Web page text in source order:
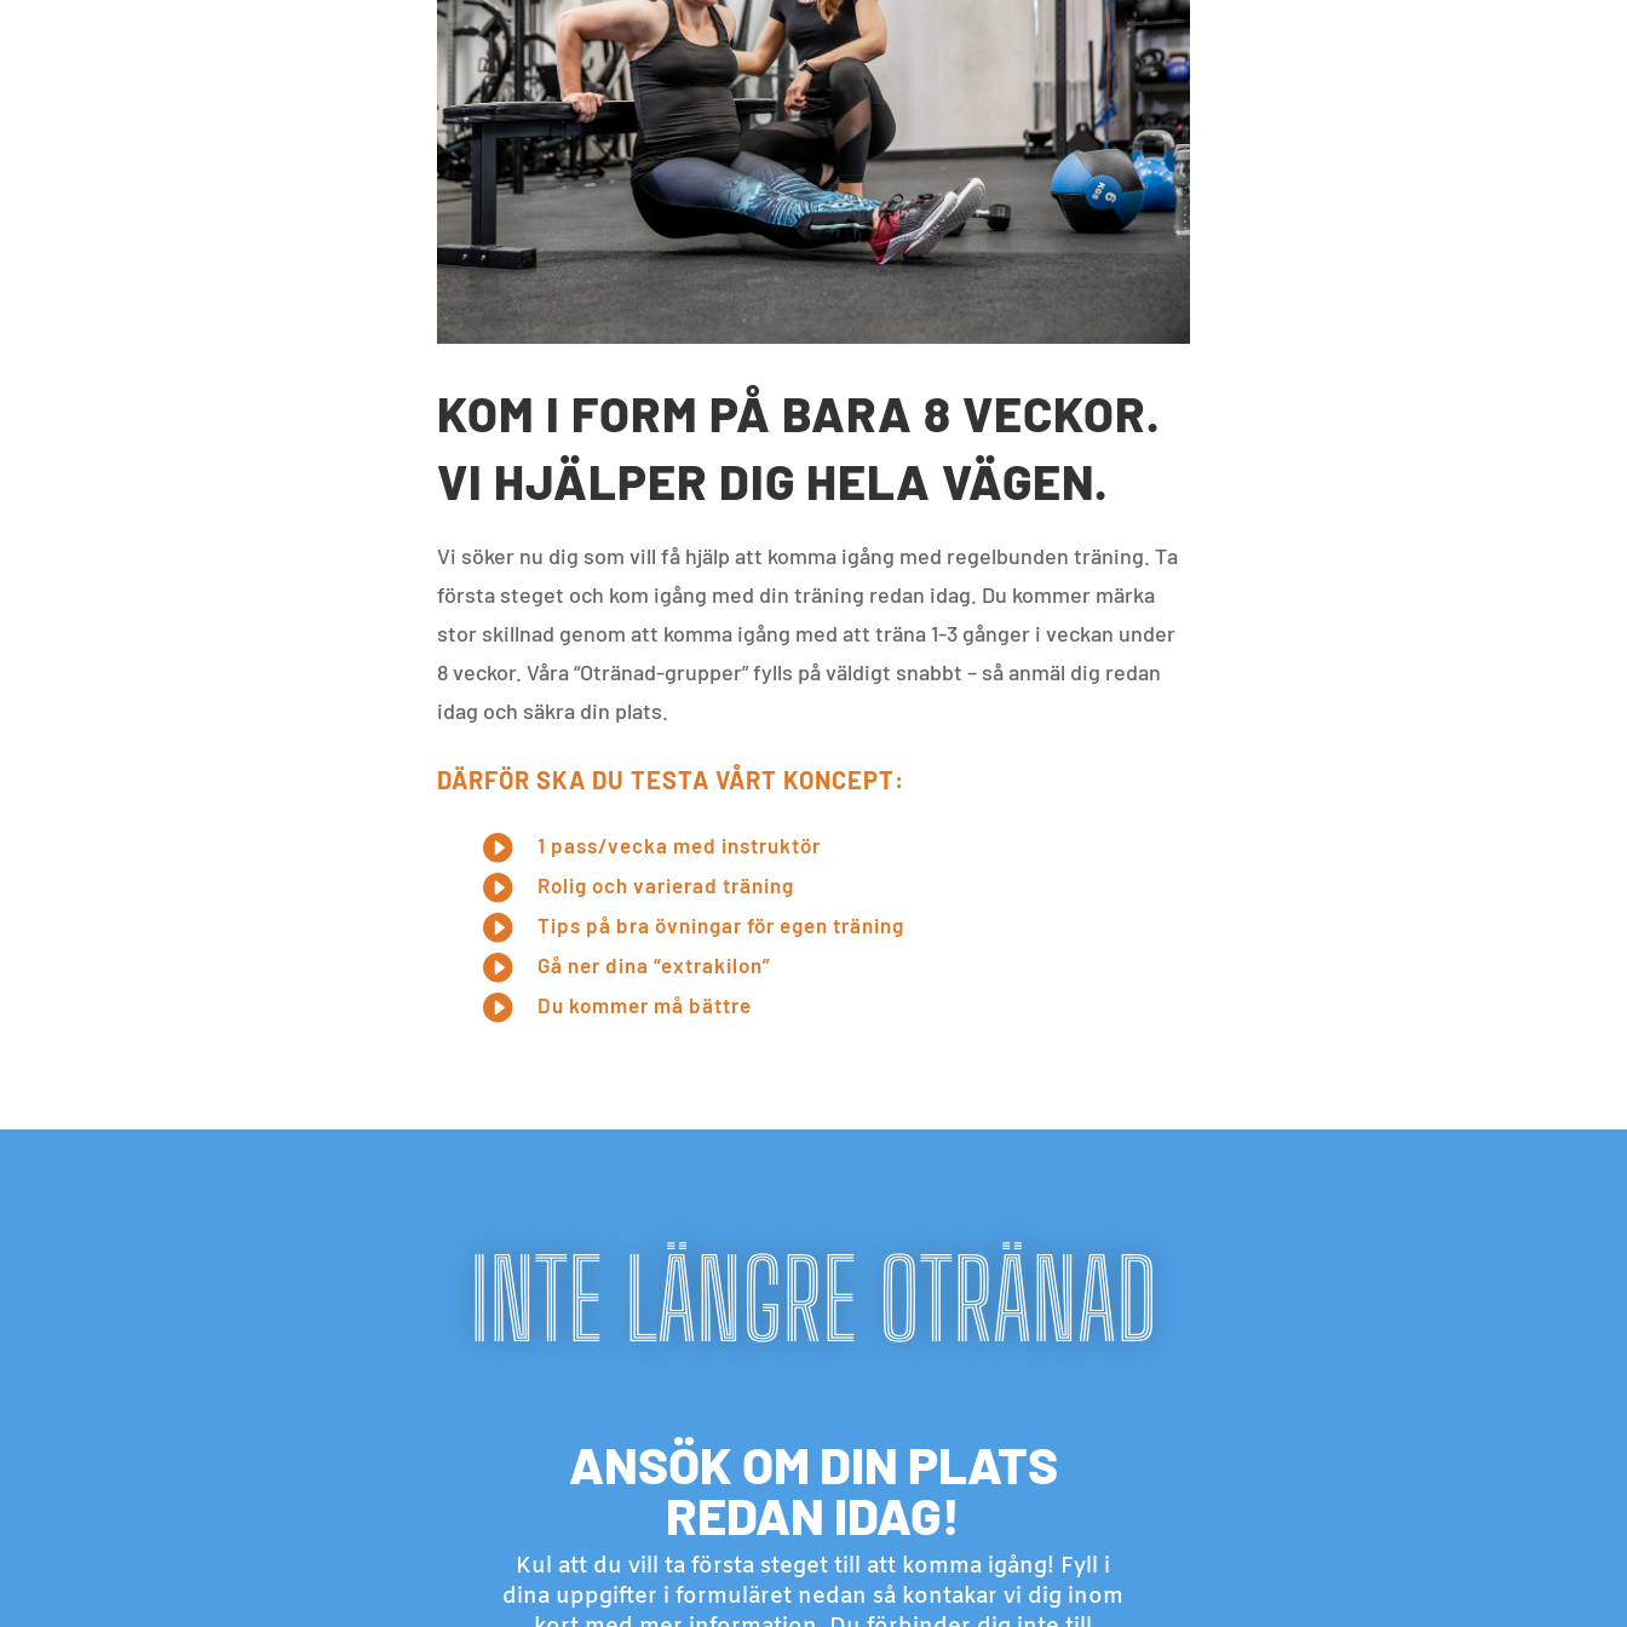
KOM I FORM PÅ BARA 8 VECKOR.
VI HJÄLPER DIG HELA VÄGEN.
Vi söker nu dig som vill få hjälp att komma igång med regelbunden träning. Ta
första steget och kom igång med din träning redan idag. Du kommer märka
stor skillnad genom att komma igång med att träna 1-3 gånger i veckan under
8 veckor. Våra “Otränad-grupper” fylls på väldigt snabbt – så anmäl dig redan
idag och säkra din plats.
DÄRFÖR SKA DU TESTA VÅRT KONCEPT:
 1 pass/vecka med instruktör
 Rolig och varierad träning
 Tips på bra övningar för egen träning
 Gå ner dina “extrakilon”
 Du kommer må bättre
INTE LÄNGRE OTRÄNAD
ANSÖK OM DIN PLATS
REDAN IDAG!
Kul att du vill ta första steget till att komma igång! Fyll i
dina uppgifter i formuläret nedan så kontakar vi dig inom